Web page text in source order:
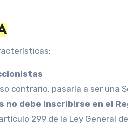
contrario, pasaría a ser una
no debe inscribirse en el
299 de la Ley General